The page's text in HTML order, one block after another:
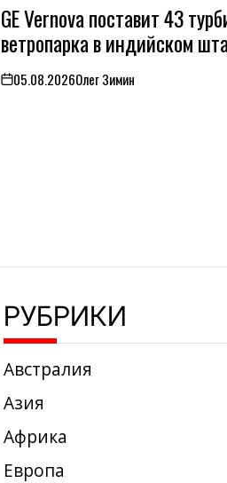
ВGE Vernova поставит 43
ветропарка в индийском
on05.08.2026Олег Зимин
РУБРИКИ
Австралия
Азия
Африка
Европа